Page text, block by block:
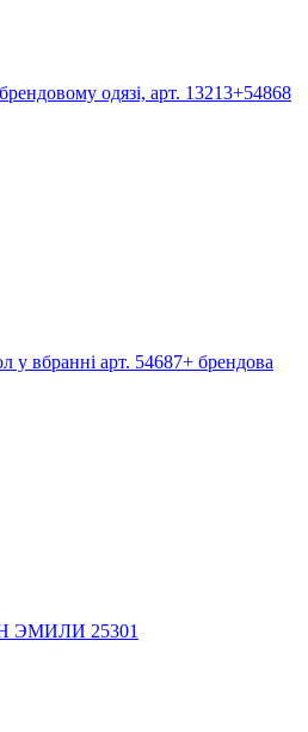
одязі, арт. 13213+54868
у вбранні арт. 54687+ брендова
25301